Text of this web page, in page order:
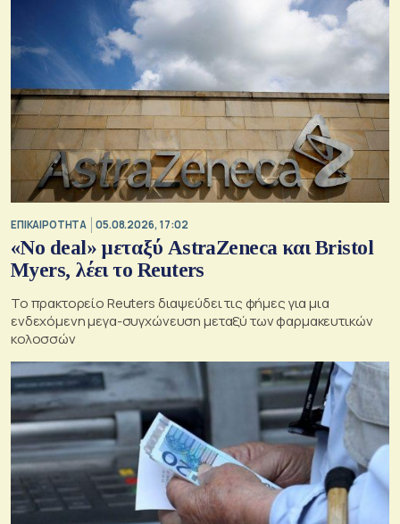
ΕΠΙΚΑΙΡΟΤΗΤΑ 05.08.2026, 17:02
«No deal» μεταξύ AstraZeneca και Bristol
Myers, λέει το Reuters
Το πρακτορείο Reuters διαψεύδει τις φήμες για μια
ενδεχόμενη μεγα-συγχώνευση μεταξύ των φαρμακευτικών
κολοσσών